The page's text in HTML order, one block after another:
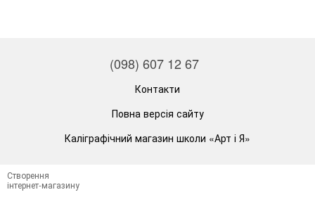
(098) 607 12 67
Контакти
Повна версія сайту
Каліграфічний магазин школи «Арт і Я»
Створення
інтернет-магазину